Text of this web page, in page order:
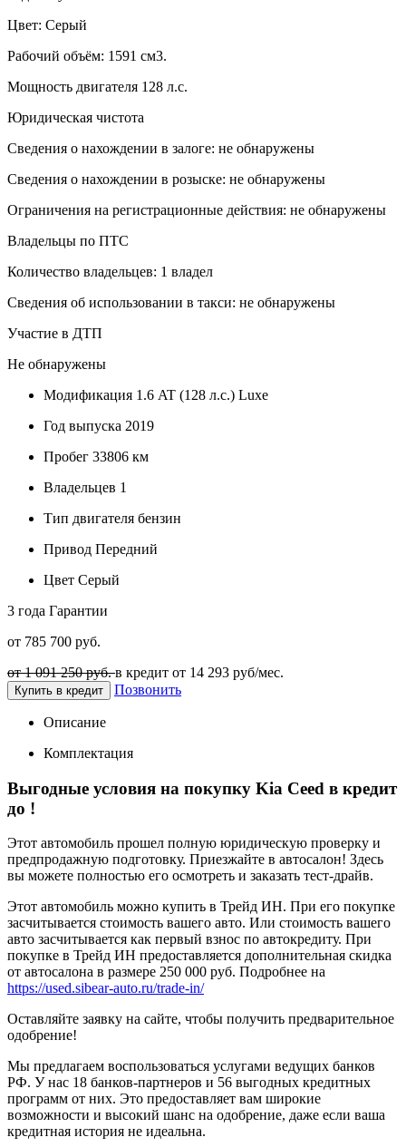
Цвет: Серый
Рабочий объём: 1591 см3.
Мощность двигателя 128 л.с.
Юридическая чистота
Сведения о нахождении в залоге: не обнаружены
Сведения о нахождении в розыске: не обнаружены
Ограничения на регистрационные действия: не обнаружены
Владельцы по ПТС
Количество владельцев: 1 владел
Сведения об использовании в такси: не обнаружены
Участие в ДТП
Не обнаружены
Модификация 1.6 AT (128 л.с.) Luxe
Год выпуска 2019
Пробег 33806 км
Владельцев 1
Тип двигателя бензин
Привод Передний
Цвет Серый
3 года Гарантии
от 785 700 руб.
от 1 091 250 руб.в кредит от 14 293 руб/мес.
Купить в кредит Позвонить
Описание
Комплектация
Выгодные условия на покупку Kia Ceed в кредит
до !
Этот автомобиль прошел полную юридическую проверку и
предпродажную подготовку. Приезжайте в автосалон! Здесь
вы можете полностью его осмотреть и заказать тест-драйв.
Этот автомобиль можно купить в Трейд ИН. При его покупке
засчитывается стоимость вашего авто. Или стоимость вашего
авто засчитывается как первый взнос по автокредиту. При
покупке в Трейд ИН предоставляется дополнительная скидка
от автосалона в размере 250 000 руб. Подробнее на
https://used.sibear-auto.ru/trade-in/
Оставляйте заявку на сайте, чтобы получить предварительное
одобрение!
Мы предлагаем воспользоваться услугами ведущих банков
РФ. У нас 18 банков-партнеров и 56 выгодных кредитных
программ от них. Это предоставляет вам широкие
возможности и высокий шанс на одобрение, даже если ваша
кредитная история не идеальна.